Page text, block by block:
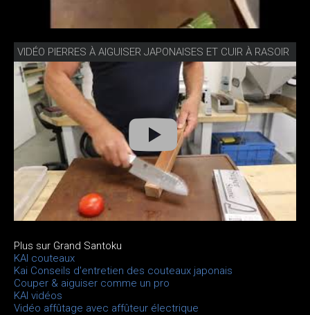
VIDÉO PIERRES À AIGUISER JAPONAISES ET CUIR À RASOIR
Plus sur Grand Santoku
KAI couteaux
Kai Conseils d'entretien des couteaux japonais
Couper & aiguiser comme un pro
KAI vidéos
Vidéo affûtage avec affûteur électrique